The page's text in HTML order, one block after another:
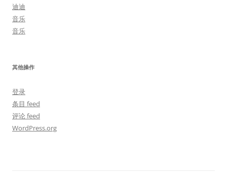
迪迪
音乐
音乐
其他操作
登录
条目 feed
评论 feed
WordPress.org